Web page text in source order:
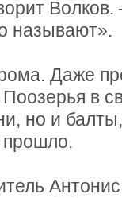
называют».
Даже
в
но и
прошло.